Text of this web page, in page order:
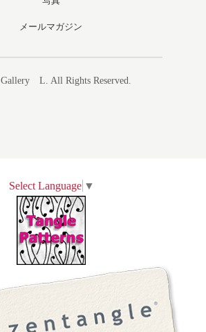
Select Language ▼
メールマガジン
Gallery L. All Rights Reserved.